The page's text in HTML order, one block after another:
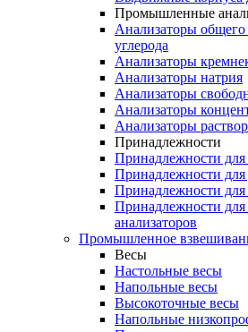
Промышленные
Анализаторы общего
углерода
Анализаторы
Анализаторы натрия
Анализаторы
Анализаторы
Анализаторы
Принадлежности
Принадлежности для
Принадлежности для
Принадлежности для
Принадлежности
анализаторов
Промышленное
Весы
Настольные весы
Напольные весы
Высокоточные весы
Напольные